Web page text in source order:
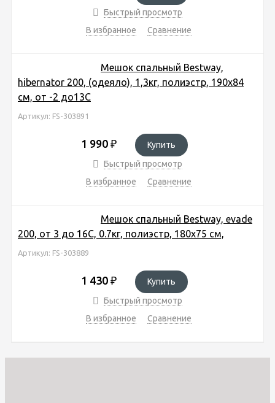
Быстрый просмотр
В избранное
Сравнение
Мешок спальный Bestway,
hibernator 200, (одеяло), 1,3кг, полиэстр, 190х84
см, от -2 до13С
Артикул: FS-303891
1 990 ₽
Купить
Быстрый просмотр
В избранное
Сравнение
Мешок спальный Bestway, evade
200, от 3 до 16С, 0.7кг, полиэстр, 180x75 см,
Артикул: FS-303889
1 430 ₽
Купить
Быстрый просмотр
В избранное
Сравнение